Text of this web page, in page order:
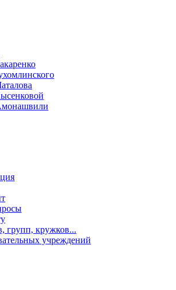
групп, кружков...
учреждений